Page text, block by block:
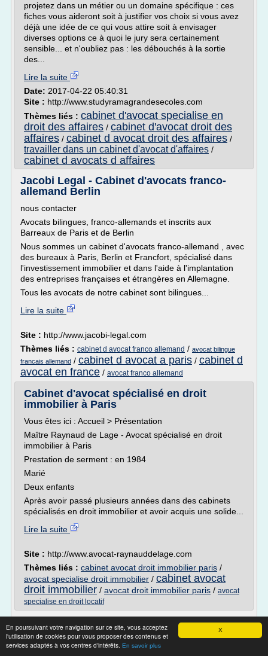
X
En poursuivant votre navigation sur ce site, vous acceptez
l'utilisation de cookies pour vous proposer des contenus et
services adaptés à vos centres d'intérêts. En savoir plus
projetez dans un métier ou un domaine spécifique : ces
fiches vous aideront soit à justifier vos choix si vous avez
déjà une idée de ce qui vous attire soit à envisager
diverses options ce à quoi le jury sera certainement
sensible... et n'oubliez pas : les débouchés à la sortie
des...
Lire la suite
Date: 2017-04-22 05:40:31
Site : http://www.studyramagrandesecoles.com
Thèmes liés : cabinet d'avocat specialise en
droit des affaires / cabinet d'avocat droit des
affaires / cabinet d avocat droit des affaires /
travailler dans un cabinet d'avocat d'affaires /
cabinet d avocats d affaires
Jacobi Legal - Cabinet d'avocats franco-
allemand Berlin
nous contacter
Avocats bilingues, franco-allemands et inscrits aux
Barreaux de Paris et de Berlin
Nous sommes un cabinet d'avocats franco-allemand , avec
des bureaux à Paris, Berlin et Francfort, spécialisé dans
l'investissement immobilier et dans l'aide à l'implantation
des entreprises françaises et étrangères en Allemagne.
Tous les avocats de notre cabinet sont bilingues...
Lire la suite
Site : http://www.jacobi-legal.com
Thèmes liés : cabinet d avocat franco allemand / avocat bilingue
francais allemand / cabinet d avocat a paris / cabinet d
avocat en france / avocat franco allemand
Cabinet d'avocat spécialisé en droit
immobilier à Paris
Vous êtes ici : Accueil > Présentation
Maître Raynaud de Lage - Avocat spécialisé en droit
immobilier à Paris
Prestation de serment : en 1984
Marié
Deux enfants
Après avoir passé plusieurs années dans des cabinets
spécialisés en droit immobilier et avoir acquis une solide...
Lire la suite
Site : http://www.avocat-raynauddelage.com
Thèmes liés : cabinet avocat droit immobilier paris /
avocat specialise droit immobilier / cabinet avocat
droit immobilier / avocat droit immobilier paris / avocat
specialise en droit locatif
Competences - Avocat Grenoble - Droit
immobilier grenoble ...
Competences